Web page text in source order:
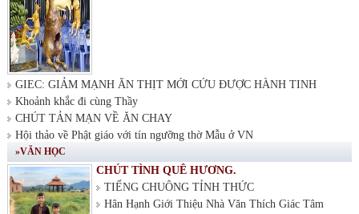
GIEC: GIẢM MẠNH ĂN THỊT MỚI CỨU ĐƯỢC HÀNH TINH
Khoảnh khắc đi cùng Thầy
CHÚT TẢN MẠN VỀ ĂN CHAY
Hội thảo về Phật giáo với tín ngưỡng thờ Mẫu ở VN
»VĂN HỌC
CHÚT TÌNH QUÊ HƯƠNG.
TIẾNG CHUÔNG TỈNH THỨC
Hân Hạnh Giới Thiệu Nhà Văn Thích Giác Tâm